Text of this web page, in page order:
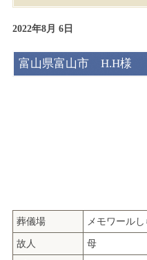
2022年8月 6日
富山県富山市 H.H様
葬儀場 メモワール
故人 母